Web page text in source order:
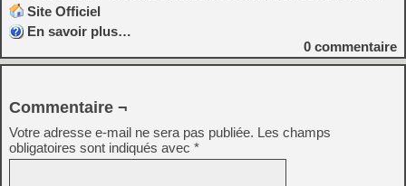
Site Officiel
En savoir plus…
0 commentaire
Commentaire ¬
Votre adresse e-mail ne sera pas publiée. Les champs
obligatoires sont indiqués avec *